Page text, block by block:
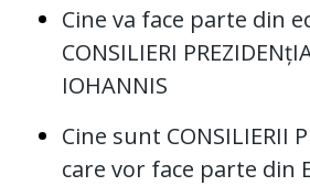
Cine va face parte din
CONSILIERI
IOHANNIS
Cine sunt CONSILIERII
care vor face parte din